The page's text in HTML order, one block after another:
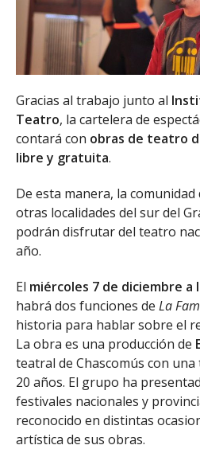
Gracias al trabajo junto al
Teatro, la cartelera de
contará con obras de teatro
libre y gratuita.
De esta manera, la
otras localidades del sur del
podrán disfrutar del teatro
año.
El miércoles 7 de diciembre a
habrá dos funciones de La
historia para hablar sobre el
La obra es una producción de
teatral de Chascomús con
20 años. El grupo ha
festivales nacionales y
reconocido en distintas
artística de sus obras.